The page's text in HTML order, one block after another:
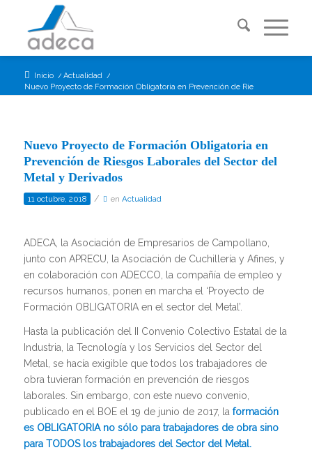
Inicio / Actualidad /
Nuevo Proyecto de Formación Obligatoria en Prevención de Riesgos Laborales
Nuevo Proyecto de Formación Obligatoria en
Prevención de Riesgos Laborales del Sector del
Metal y Derivados
11 octubre, 2018 / en Actualidad
ADECA, la Asociación de Empresarios de Campollano,
junto con APRECU, la Asociación de Cuchillería y Afines, y
en colaboración con ADECCO, la compañía de empleo y
recursos humanos, ponen en marcha el ‘Proyecto de
Formación OBLIGATORIA en el sector del Metal’.
Hasta la publicación del II Convenio Colectivo Estatal de la
Industria, la Tecnología y los Servicios del Sector del
Metal, se hacía exigible que todos los trabajadores de
obra tuvieran formación en prevención de riesgos
laborales. Sin embargo, con este nuevo convenio,
publicado en el BOE el 19 de junio de 2017, la formación
es OBLIGATORIA no sólo para trabajadores de obra sino
para TODOS los trabajadores del Sector del Metal.